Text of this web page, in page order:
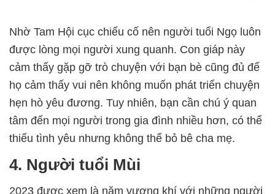
Nhờ Tam Hội cục chiếu cố nên người tuổi Ngọ luôn
được lòng mọi người xung quanh. Con giáp này
cảm thấy gặp gỡ trò chuyện với bạn bè cũng đủ để
họ cảm thấy vui nên không muốn phát triển chuyện
hẹn hò yêu đương. Tuy nhiên, bạn cần chú ý quan
tâm đến mọi người trong gia đình nhiều hơn, có thể
thiếu tình yêu nhưng không thể bỏ bê cha mẹ.
4. Người tuổi Mùi
2023 được xem là năm vượng khí với những người